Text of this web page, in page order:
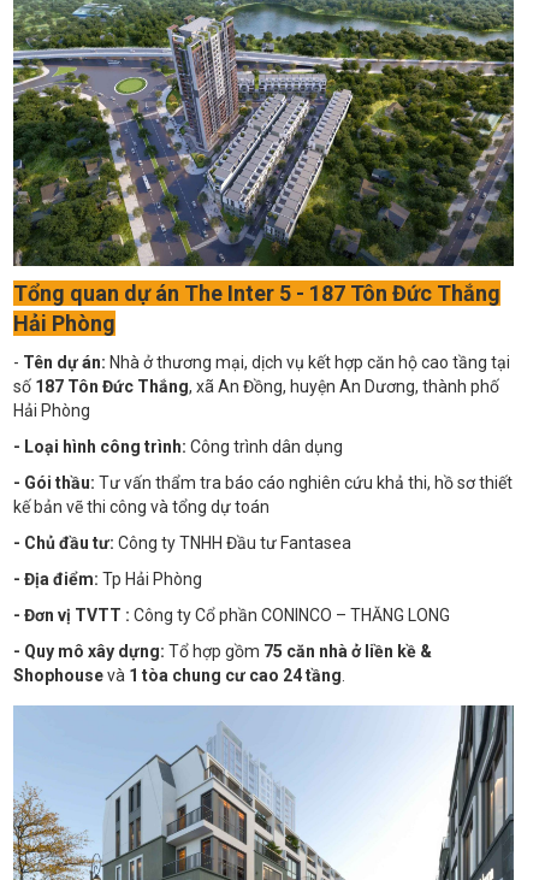
Tổng quan dự án The Inter 5 - 187 Tôn Đức Thắng
Hải Phòng
- Tên dự án: Nhà ở thương mại, dịch vụ kết hợp căn hộ cao tầng tại
số 187 Tôn Đức Thắng, xã An Đồng, huyện An Dương, thành phố
Hải Phòng
- Loại hình công trình: Công trình dân dụng
- Gói thầu: Tư vấn thẩm tra báo cáo nghiên cứu khả thi, hồ sơ thiết
kế bản vẽ thi công và tổng dự toán
- Chủ đầu tư: Công ty TNHH Đầu tư Fantasea
- Địa điểm: Tp Hải Phòng
- Đơn vị TVTT : Công ty Cổ phần CONINCO – THĂNG LONG
- Quy mô xây dựng: Tổ hợp gồm 75 căn nhà ở liền kề &
Shophousevà 1 tòa chung cư cao 24 tầng